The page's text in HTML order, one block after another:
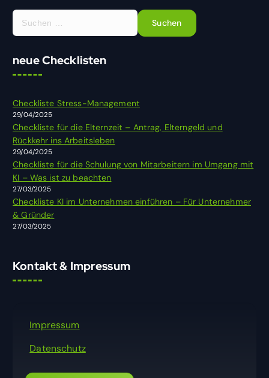
S
a
h
:
neue Checklisten
Checkliste Stress-Management
29/04/2025
Checkliste für die Elternzeit – Antrag, Elterngeld und
Rückkehr ins Arbeitsleben
29/04/2025
Checkliste für die Schulung von Mitarbeitern im Umgang mit
KI – Was ist zu beachten
27/03/2025
Checkliste KI im Unternehmen einführen – Für Unternehmer
& Gründer
27/03/2025
Kontakt & Impressum
Impressum
Datenschutz